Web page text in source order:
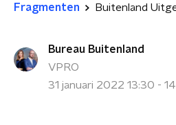
Fragmenten Buitenland
Bureau Buitenland
VPRO
31 januari 2022 13:30 -